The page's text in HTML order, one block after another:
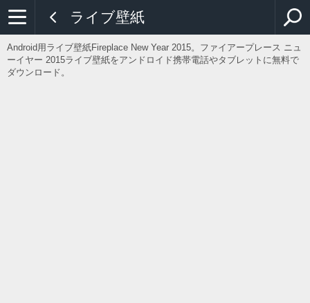
ライブ壁紙
Android用ライブ壁紙Fireplace New Year 2015。ファイアープレース ニュ
ーイヤー 2015ライブ壁紙をアンドロイド携帯電話やタブレットに無料で
ダウンロード。